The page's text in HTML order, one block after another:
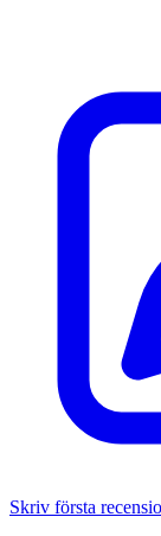
Skriv första